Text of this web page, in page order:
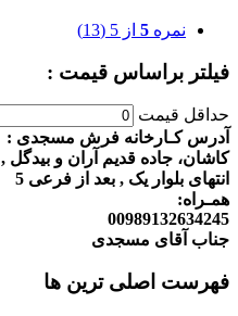
نمره 5 از 5 (13)
فیلتر براساس قیمت :
حداقل قیمت
آدرس کـارخانه فرش مسجدی :
کاشان، جاده قدیم آران و
انتهای بلوار یک , بعد از فرعی 5
همـراه:
00989132634245
جناب آقای مسجدی
فهرست اصلی ترین ها